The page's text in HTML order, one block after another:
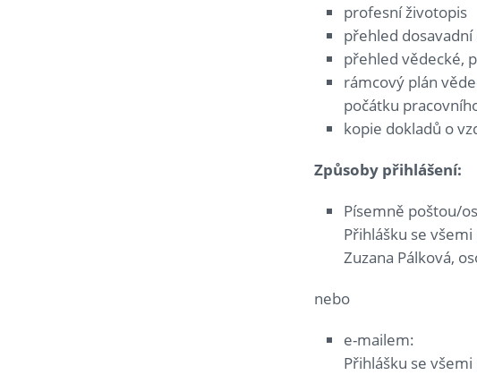
profesní životopis
přehled
přehled vědecké,
rámcový plán
počátku
kopie dokladů o
Způsoby přihlášení:
Písemně poštou/
Přihlášku se
Zuzana Pálková,
nebo
e-mailem:
Přihlášku se